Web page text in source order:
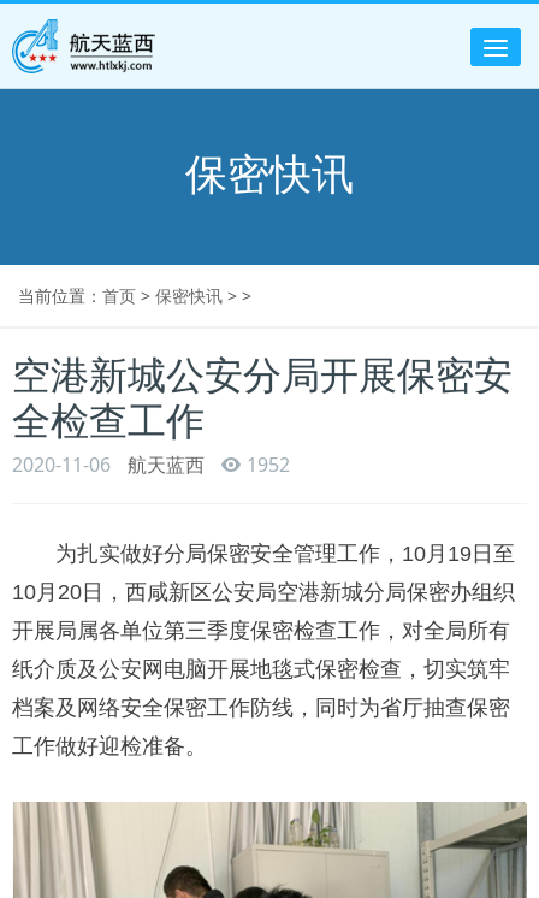
保密快讯
当前位置： 首页 > 保密快讯 > >
空港新城公安分局开展保密安
全检查工作
2020-11-06 航天蓝西 1952
为扎实做好分局保密安全管理工作，10月19日至
10月20日，西咸新区公安局空港新城分局保密办组织
开展局属各单位第三季度保密检查工作，对全局所有
纸介质及公安网电脑开展地毯式保密检查，切实筑牢
档案及网络安全保密工作防线，同时为省厅抽查保密
工作做好迎检准备。